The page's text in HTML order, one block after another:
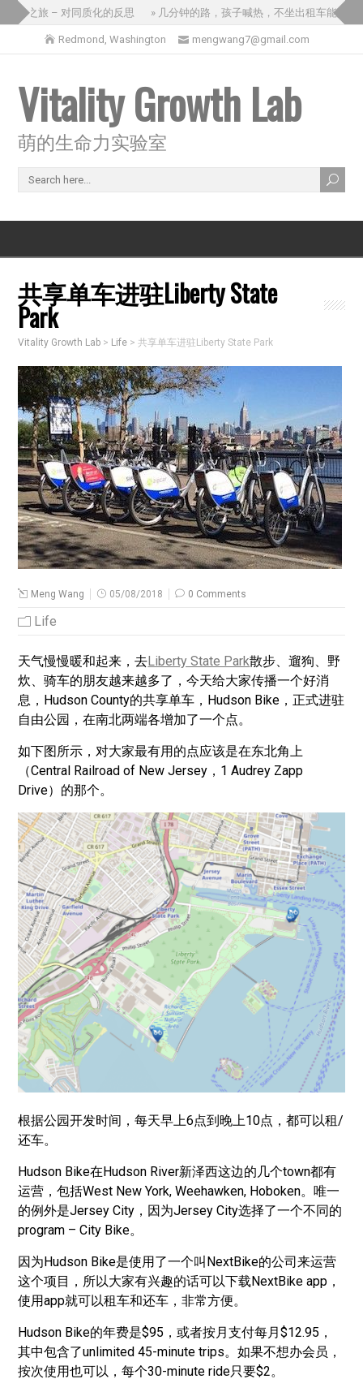
国之旅 – 对同质化的反思 » 几分钟的路，孩子喊热，不坐出租车能怎么
Redmond, Washington mengwang7@gmail.com
Vitality Growth Lab
萌的生命力实验室
共享单车进驻Liberty State
Park
Vitality Growth Lab > Life >共享单车进驻Liberty State Park
Meng Wang 05/08/2018 0 Comments
Life
天气慢慢暖和起来，去Liberty State Park散步、遛狗、野
炊、骑车的朋友越来越多了，今天给大家传播一个好消
息，Hudson County的共享单车，Hudson Bike，正式进驻
自由公园，在南北两端各增加了一个点。
如下图所示，对大家最有用的点应该是在东北角上
（Central Railroad of New Jersey，1 Audrey Zapp
Drive）的那个。
根据公园开发时间，每天早上6点到晚上10点，都可以租/
还车。
Hudson Bike在Hudson River新泽西这边的几个town都有
运营，包括West New York, Weehawken, Hoboken。唯一
的例外是Jersey City，因为Jersey City选择了一个不同的
program – City Bike。
因为Hudson Bike是使用了一个叫NextBike的公司来运营
这个项目，所以大家有兴趣的话可以下载NextBike app，
使用app就可以租车和还车，非常方便。
Hudson Bike的年费是$95，或者按月支付每月$12.95，
其中包含了unlimited 45-minute trips。如果不想办会员，
按次使用也可以，每个30-minute ride只要$2。